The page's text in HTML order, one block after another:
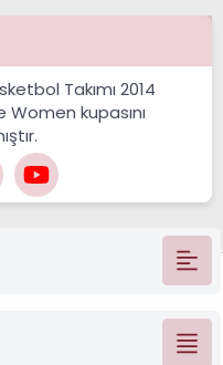
Takımı 2014
Women kupasını